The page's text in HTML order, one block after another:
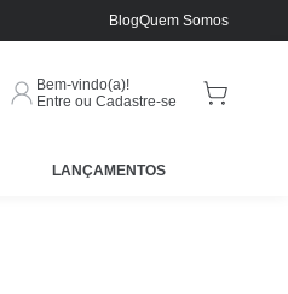
BlogQuem Somos
Bem-vindo(a)!
Entre ou Cadastre-se
LANÇAMENTOS